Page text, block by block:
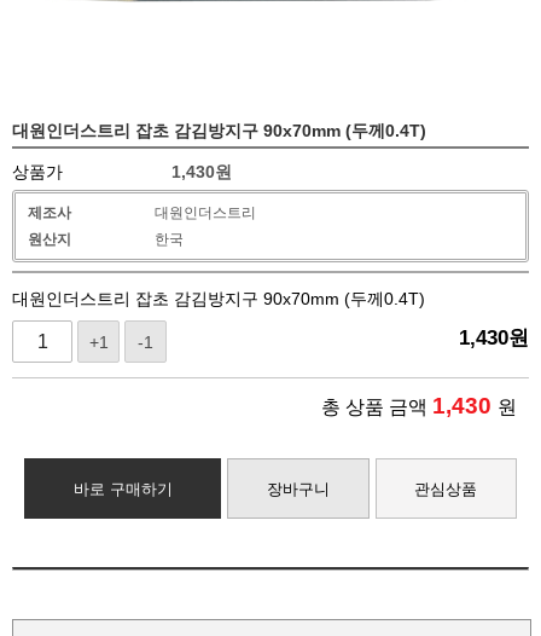
대원인더스트리 잡초 감김방지구 90x70mm (두께0.4T)
상품가 1,430원
제조사
대원인더스트리
원산지
한국
대원인더스트리 잡초 감김방지구 90x70mm (두께0.4T)
+1 -1 1,430원
총 상품 금액 1,430 원
바로 구매하기 장바구니 관심상품